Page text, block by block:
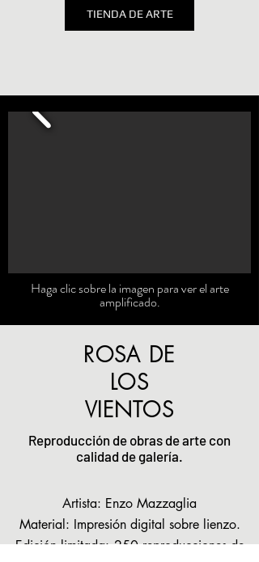
TIENDA DE ARTE
Haga clic sobre la imagen para ver el arte
amplificado.
ROSA DE
LOS
VIENTOS
Reproducción de obras de arte con
calidad de galería.
Artista: Enzo Mazzaglia
Material: Impresión digital sobre lienzo.
Edición limitada: 250 reproducciones de